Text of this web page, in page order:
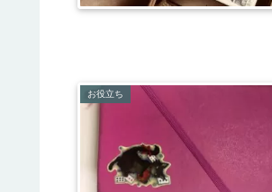
お役立ち